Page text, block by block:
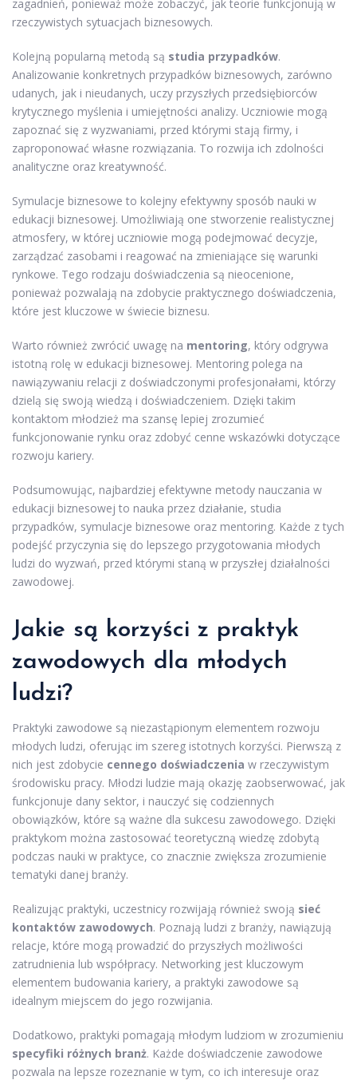
zagadnień, ponieważ może zobaczyć, jak teorie funkcjonują w
rzeczywistych sytuacjach biznesowych.
Kolejną popularną metodą są studia przypadków.
Analizowanie konkretnych przypadków biznesowych, zarówno
udanych, jak i nieudanych, uczy przyszłych przedsiębiorców
krytycznego myślenia i umiejętności analizy. Uczniowie mogą
zapoznać się z wyzwaniami, przed którymi stają firmy, i
zaproponować własne rozwiązania. To rozwija ich zdolności
analityczne oraz kreatywność.
Symulacje biznesowe to kolejny efektywny sposób nauki w
edukacji biznesowej. Umożliwiają one stworzenie realistycznej
atmosfery, w której uczniowie mogą podejmować decyzje,
zarządzać zasobami i reagować na zmieniające się warunki
rynkowe. Tego rodzaju doświadczenia są nieocenione,
ponieważ pozwalają na zdobycie praktycznego doświadczenia,
które jest kluczowe w świecie biznesu.
Warto również zwrócić uwagę na mentoring, który odgrywa
istotną rolę w edukacji biznesowej. Mentoring polega na
nawiązywaniu relacji z doświadczonymi profesjonałami, którzy
dzielą się swoją wiedzą i doświadczeniem. Dzięki takim
kontaktom młodzież ma szansę lepiej zrozumieć
funkcjonowanie rynku oraz zdobyć cenne wskazówki dotyczące
rozwoju kariery.
Podsumowując, najbardziej efektywne metody nauczania w
edukacji biznesowej to nauka przez działanie, studia
przypadków, symulacje biznesowe oraz mentoring. Każde z tych
podejść przyczynia się do lepszego przygotowania młodych
ludzi do wyzwań, przed którymi staną w przyszłej działalności
zawodowej.
Jakie są korzyści z praktyk
zawodowych dla młodych
ludzi?
Praktyki zawodowe są niezastąpionym elementem rozwoju
młodych ludzi, oferując im szereg istotnych korzyści. Pierwszą z
nich jest zdobycie cennego doświadczenia w rzeczywistym
środowisku pracy. Młodzi ludzie mają okazję zaobserwować, jak
funkcjonuje dany sektor, i nauczyć się codziennych
obowiązków, które są ważne dla sukcesu zawodowego. Dzięki
praktykom można zastosować teoretyczną wiedzę zdobytą
podczas nauki w praktyce, co znacznie zwiększa zrozumienie
tematyki danej branży.
Realizując praktyki, uczestnicy rozwijają również swoją sieć
kontaktów zawodowych. Poznają ludzi z branży, nawiązują
relacje, które mogą prowadzić do przyszłych możliwości
zatrudnienia lub współpracy. Networking jest kluczowym
elementem budowania kariery, a praktyki zawodowe są
idealnym miejscem do jego rozwijania.
Dodatkowo, praktyki pomagają młodym ludziom w zrozumieniu
specyfiki różnych branż. Każde doświadczenie zawodowe
pozwala na lepsze rozeznanie w tym, co ich interesuje oraz